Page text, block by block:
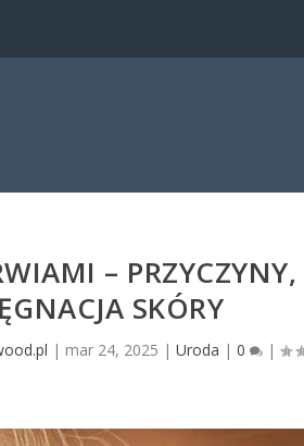
–
SKÓRY
| mar 24, 2025 |Uroda |0 |